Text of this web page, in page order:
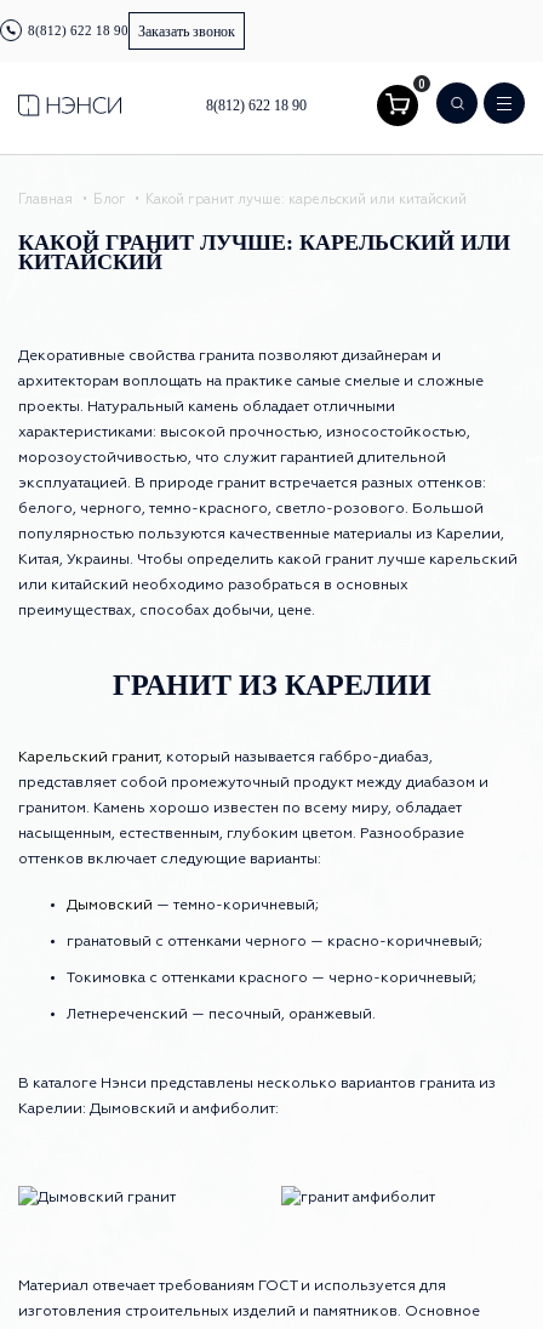
8(812) 622 18 90 Заказать звонок
8(812) 622 18 90
0
Главная Блог Какой гранит лучше: карельский или китайский
КАКОЙ ГРАНИТ ЛУЧШЕ: КАРЕЛЬСКИЙ ИЛИ
КИТАЙСКИЙ
Декоративные свойства гранита позволяют дизайнерам и
архитекторам воплощать на практике самые смелые и сложные
проекты. Натуральный камень обладает отличными
характеристиками: высокой прочностью, износостойкостью,
морозоустойчивостью, что служит гарантией длительной
эксплуатацией. В природе гранит встречается разных оттенков:
белого, черного, темно-красного, светло-розового. Большой
популярностью пользуются качественные материалы из Карелии,
Китая, Украины. Чтобы определить какой гранит лучше карельский
или китайский необходимо разобраться в основных
преимуществах, способах добычи, цене.
ГРАНИТ ИЗ КАРЕЛИИ
Карельский гранит, который называется габбро-диабаз,
представляет собой промежуточный продукт между диабазом и
гранитом. Камень хорошо известен по всему миру, обладает
насыщенным, естественным, глубоким цветом. Разнообразие
оттенков включает следующие варианты:
Дымовский — темно-коричневый;
гранатовый с оттенками черного — красно-коричневый;
Токимовка с оттенками красного — черно-коричневый;
Летнереченский — песочный, оранжевый.
В каталоге Нэнси представлены несколько вариантов гранита из
Карелии: Дымовский и амфиболит:
Материал отвечает требованиям ГОСТ и используется для
изготовления строительных изделий и памятников. Основное